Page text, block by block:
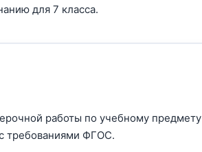
для 7 класса.
работы по учебному предмету
требованиями ФГОС.